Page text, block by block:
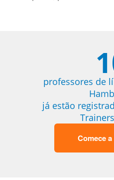
professores de
já estão
Comece